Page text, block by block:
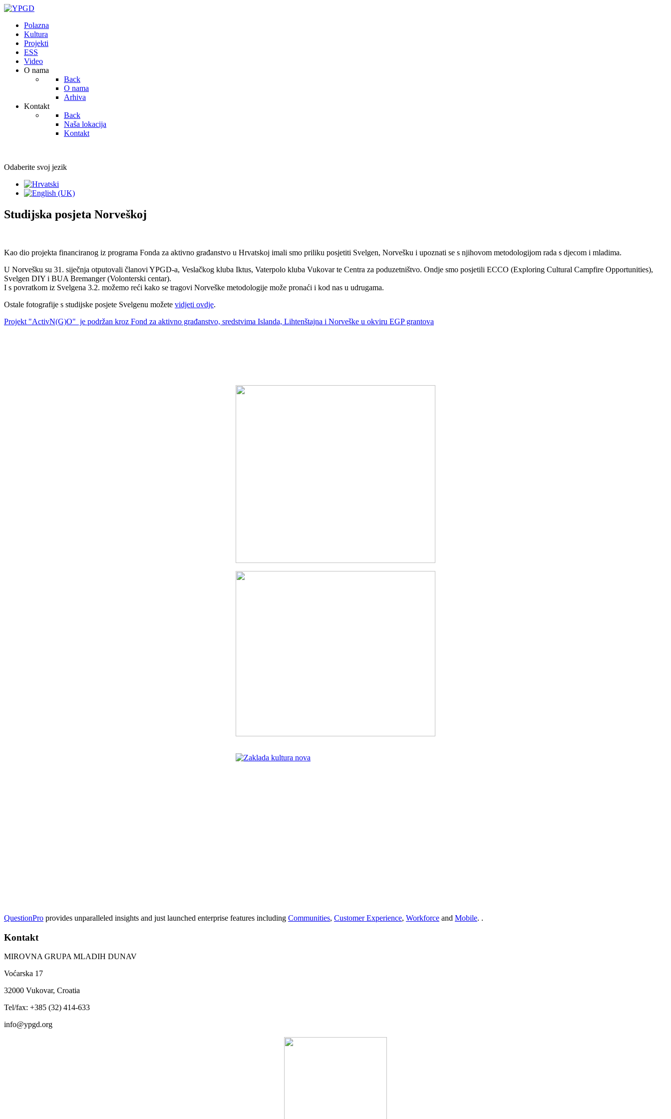
Polazna
Kultura
Projekti
ESS
Video
O nama
Back
O nama
Arhiva
Kontakt
Back
Naša lokacija
Kontakt
Odaberite svoj jezik
Studijska posjeta Norveškoj
Kao dio projekta financiranog iz programa Fonda za aktivno građanstvo u Hrvatskoj imali smo priliku posjetiti Svelgen, Norvešku i upoznati se s njihovom metodologijom rada s djecom i mladima.
U Norvešku su 31. siječnja otputovali članovi YPGD-a, Veslačkog kluba Iktus, Vaterpolo kluba Vukovar te Centra za poduzetništvo. Ondje smo posjetili ECCO (Exploring Cultural Campfire Opportunities),
Svelgen DIY i BUA Bremanger (Volonterski centar).
I s povratkom iz Svelgena 3.2. možemo reći kako se tragovi Norveške metodologije može pronaći i kod nas u udrugama.
Ostale fotografije s studijske posjete Svelgenu možete vidjeti ovdje.
Projekt "ActivN(G)O" je podržan kroz Fond za aktivno građanstvo, sredstvima Islanda, Lihtenštajna i Norveške u okviru EGP grantova
QuestionPro provides unparalleled insights and just launched enterprise features including Communities, Customer Experience, Workforce and Mobile. .
Kontakt
MIROVNA GRUPA MLADIH DUNAV
Voćarska 17
32000 Vukovar, Croatia
Tel/fax: +385 (32) 414-633
info@ypgd.org